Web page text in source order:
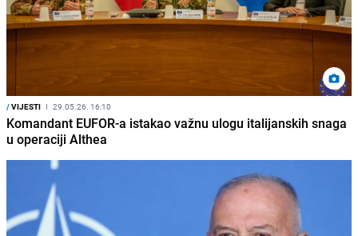
/VIJESTI I 29.05.26. 16:10
Komandant EUFOR-a istakao važnu ulogu italijanskih snaga
u operaciji Althea